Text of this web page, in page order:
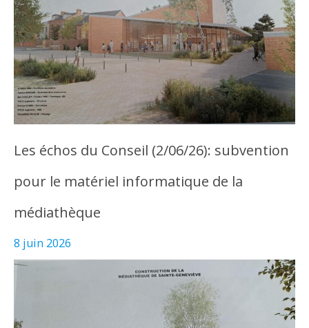
Les échos du Conseil (2/06/26): subvention
pour le matériel informatique de la
médiathèque
8 juin 2026